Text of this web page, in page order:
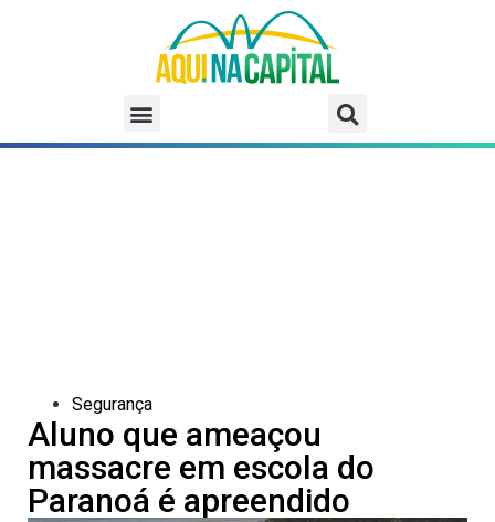
Segurança
Aluno que ameaçou
massacre em escola do
Paranoá é apreendido